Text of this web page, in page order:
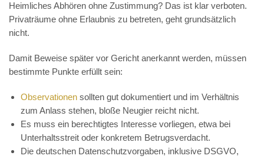
Heimliches Abhören ohne Zustimmung? Das ist klar verboten.
Privaträume ohne Erlaubnis zu betreten, geht grundsätzlich
nicht.
Damit Beweise später vor Gericht anerkannt werden, müssen
bestimmte Punkte erfüllt sein:
Observationen sollten gut dokumentiert und im Verhältnis
zum Anlass stehen, bloße Neugier reicht nicht.
Es muss ein berechtigtes Interesse vorliegen, etwa bei
Unterhaltsstreit oder konkretem Betrugsverdacht.
Die deutschen Datenschutzvorgaben, inklusive DSGVO,